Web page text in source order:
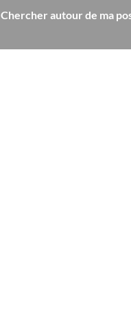
Chercher autour de ma